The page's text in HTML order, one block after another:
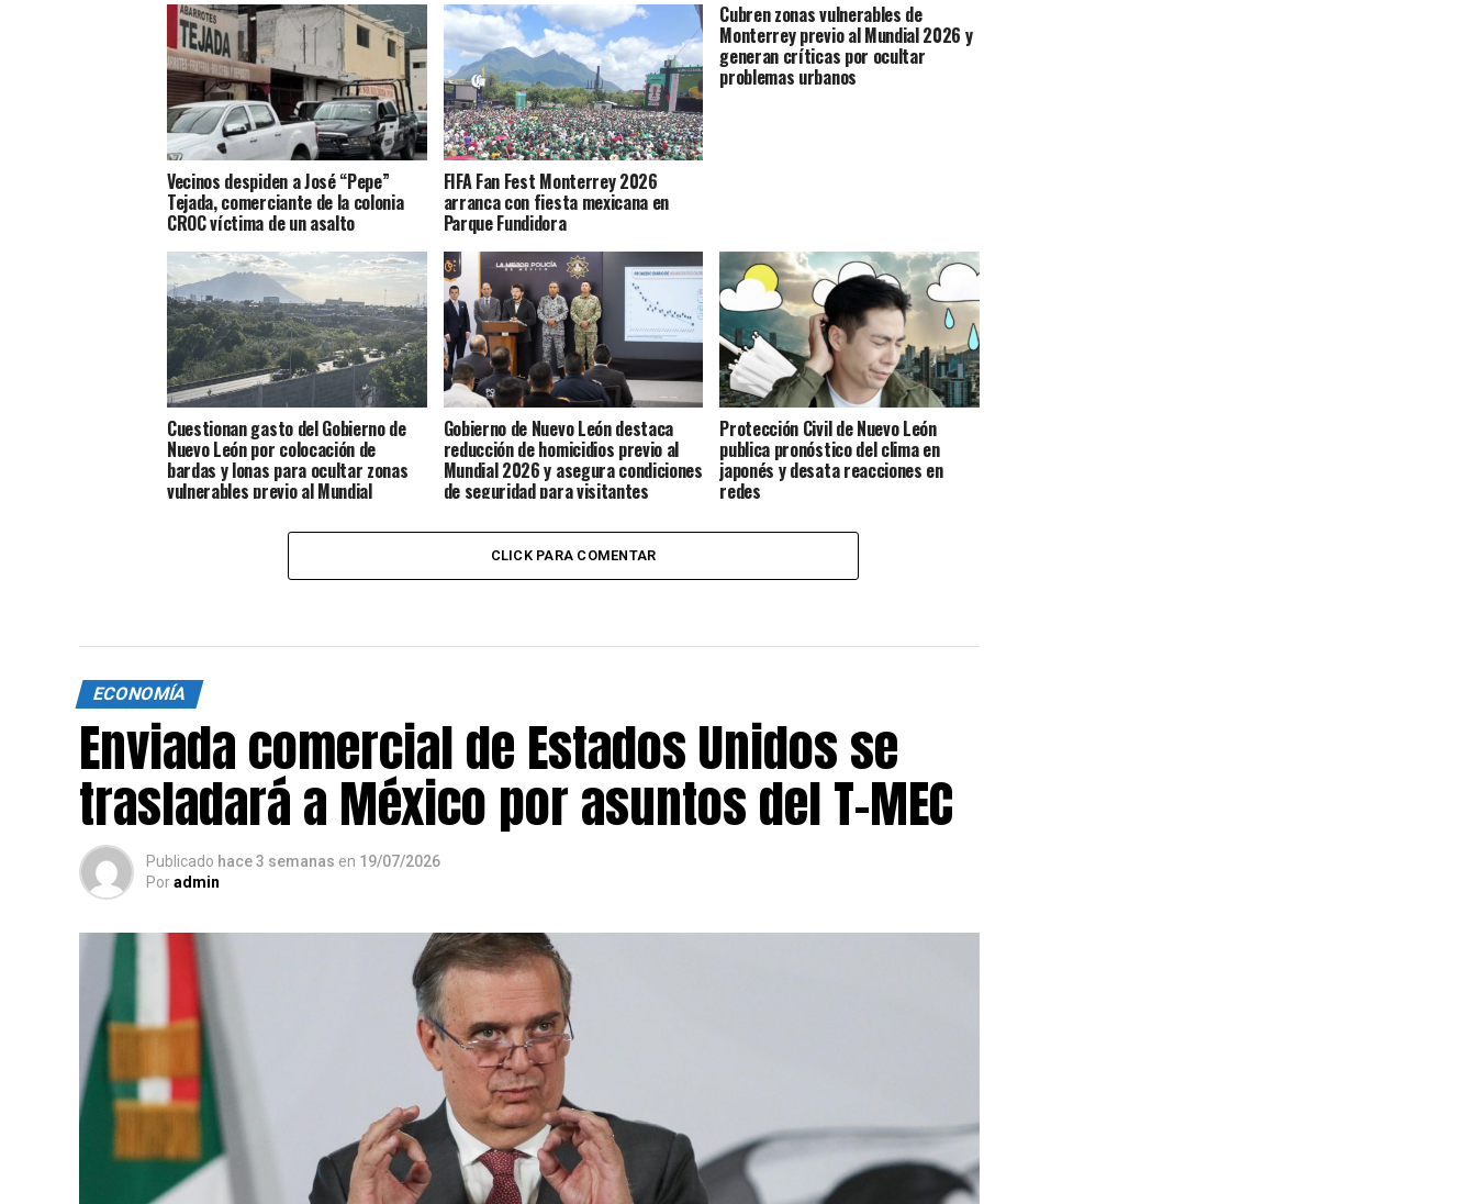
Vecinos despiden a José “Pepe”
Tejada, comerciante de la colonia
CROC víctima de un asalto
FIFA Fan Fest Monterrey 2026
arranca con fiesta mexicana en
Parque Fundidora
Cubren zonas vulnerables de
Monterrey previo al Mundial 2026 y
generan críticas por ocultar
problemas urbanos
Cuestionan gasto del Gobierno de
Nuevo León por colocación de
bardas y lonas para ocultar zonas
vulnerables previo al Mundial
Gobierno de Nuevo León destaca
reducción de homicidios previo al
Mundial 2026 y asegura condiciones
de seguridad para visitantes
Protección Civil de Nuevo León
publica pronóstico del clima en
japonés y desata reacciones en
redes
CLICK PARA COMENTAR
ECONOMÍA
Enviada comercial de Estados Unidos se
trasladará a México por asuntos del T-MEC
Publicado hace 3 semanas en 19/07/2026
Poradmin